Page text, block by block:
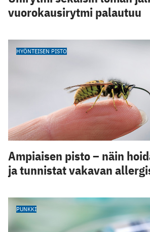
vuorokausirytmi palautuu
HYÖNTEISEN PISTO
Ampiaisen pisto – näin
ja tunnistat vakavan
PUNKKI